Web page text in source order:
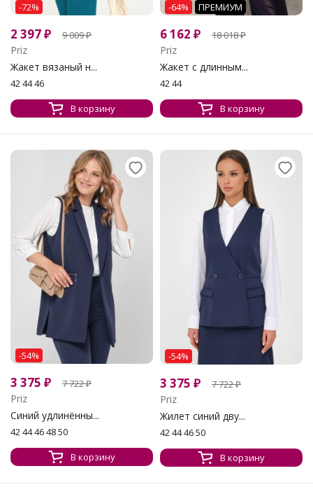
-72%
2 397₽ 9 009₽
Priz
Жакет вязаный н...
42 44 46
В корзину
-64% ПРЕМИУМ
6 162 ₽ 18 018₽
Priz
Жакет с длинным...
42 44
В корзину
-54%
3 375 ₽ 7 722₽
Priz
Синий удлинённы...
42 44 46 48 50
В корзину
-54%
3 375 ₽ 7 722₽
Priz
Жилет синий дву...
42 44 46 50
В корзину